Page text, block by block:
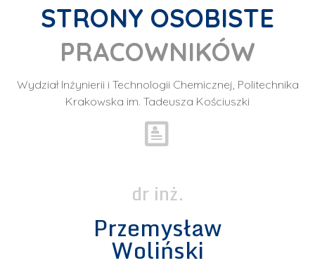
STRONY OSOBISTE
PRACOWNIKÓW
Wydział Inżynierii i Technologii Chemicznej, Politechnika
Krakowska im. Tadeusza Kościuszki
dr inż.
Przemysław
Woliński